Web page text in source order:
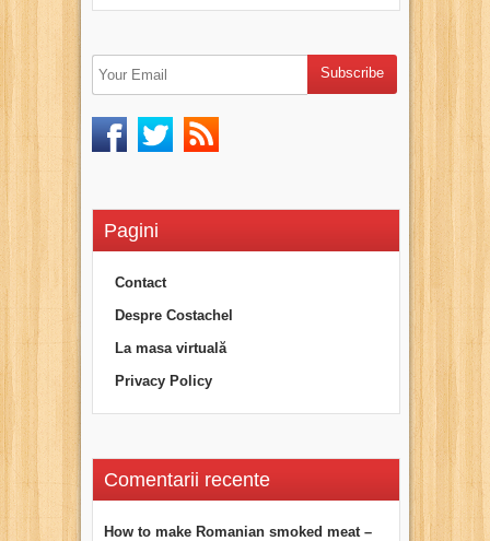
Pagini
Contact
Despre Costachel
La masa virtuală
Privacy Policy
Comentarii recente
How to make Romanian smoked meat –